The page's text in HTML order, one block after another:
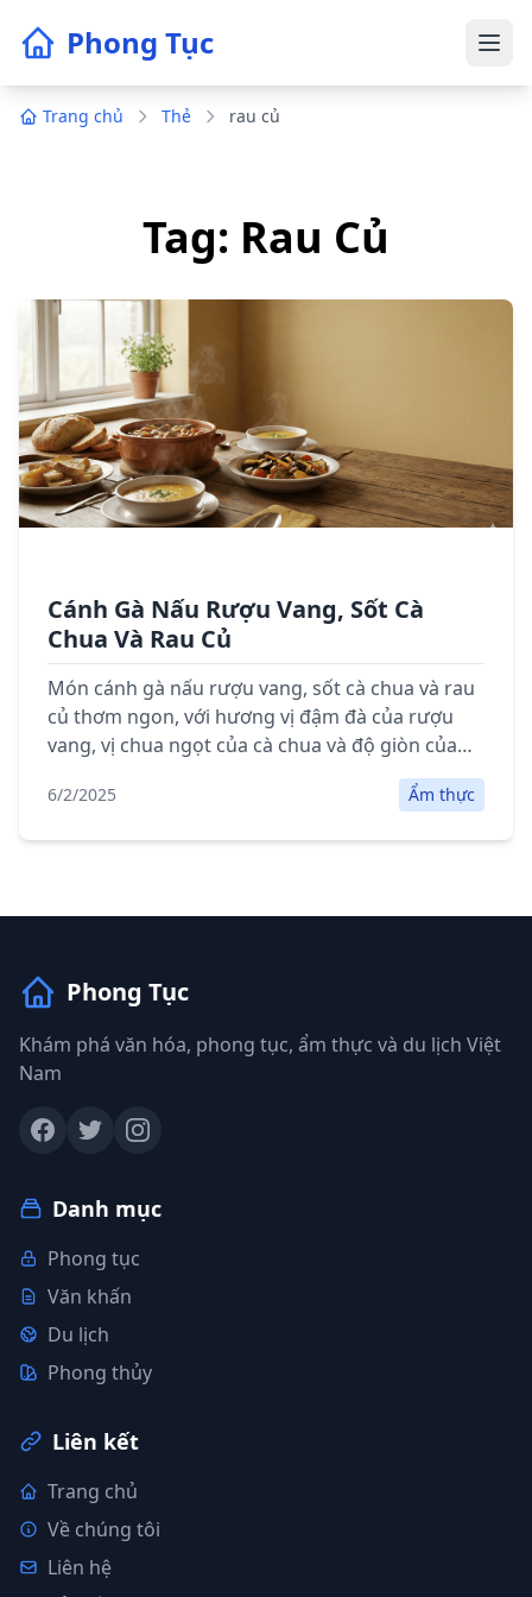
Phong Tục
Trang chủ Thẻ rau củ
Tag: Rau Củ
Cánh Gà Nấu Rượu Vang, Sốt Cà
Chua Và Rau Củ
Món cánh gà nấu rượu vang, sốt cà chua và rau
củ thơm ngon, với hương vị đậm đà của rượu
vang, vị chua ngọt của cà chua và độ giòn của
rau củ, là lựa chọn tuyệt vời cho bữa cơm gia
đình.
6/2/2025 Ẩm thực
Phong Tục
Khám phá văn hóa, phong tục, ẩm thực và du lịch Việt
Nam
Danh mục
Phong tục
Văn khấn
Du lịch
Phong thủy
Liên kết
Trang chủ
Về chúng tôi
Liên hệ